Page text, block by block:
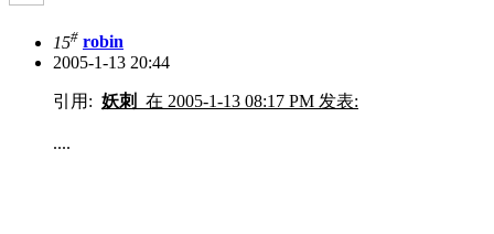
15# robin
2005-1-13 20:44
引用: 妖刺 在 2005-1-13 08:17 PM 发表:
....